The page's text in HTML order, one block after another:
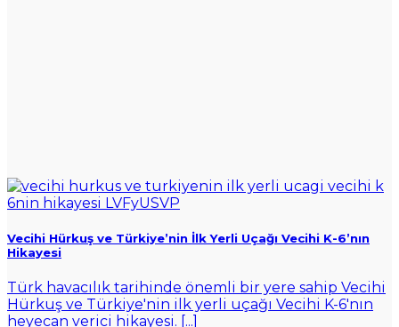
Vecihi Hürkuş ve Türkiye’nin İlk Yerli Uçağı Vecihi K-6’nın
Hikayesi
Türk havacılık tarihinde önemli bir yere sahip Vecihi
Hürkuş ve Türkiye'nin ilk yerli uçağı Vecihi K-6'nın
heyecan verici hikayesi. [...]